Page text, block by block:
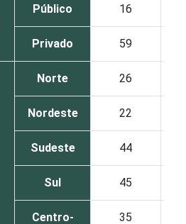
Público 16
Privado 59
Norte 26
Nordeste 22
Sudeste 44
Sul 45
Centro-
35